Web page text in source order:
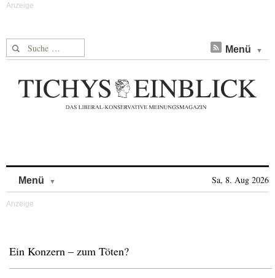
Suche nach: Menü
Menü Sa, 8. Aug 2026
Ein Konzern – zum Töten?